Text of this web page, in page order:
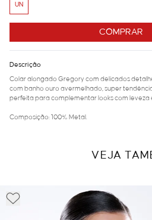
COMPRAR
UN
Descrição
Colar alongado Gregory com delicados
com banho ouro avermelhado, super
perfeita para complementar looks com leveza
Composição: 100% Metal.
VEJA